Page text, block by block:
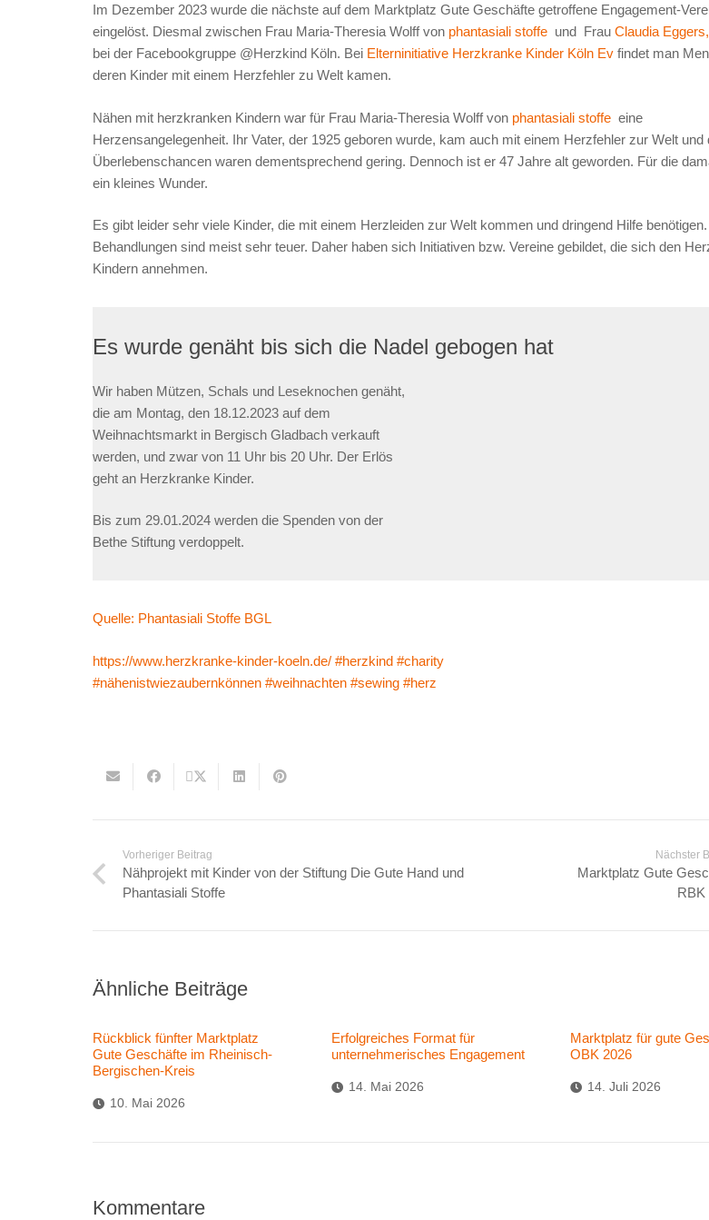
Im Dezember 2023 wurde die nächste auf dem Marktplatz Gute Geschäfte getroffene Engagement-
eingelöst. Diesmal zwischen Frau Maria-Theresia Wolff von phantasiali stoffe und Frau Claudia Eggers,
bei der Facebookgruppe @Herzkind Köln. Bei Elterninitiative Herzkranke Kinder Köln Ev findet man
deren Kinder mit einem Herzfehler zu Welt kamen.
Nähen mit herzkranken Kindern war für Frau Maria-Theresia Wolff von phantasiali stoffe eine
Herzensangelegenheit. Ihr Vater, der 1925 geboren wurde, kam auch mit einem Herzfehler zur Welt und
Überlebenschancen waren dementsprechend gering. Dennoch ist er 47 Jahre alt geworden. Für die
ein kleines Wunder.
Es gibt leider sehr viele Kinder, die mit einem Herzleiden zur Welt kommen und dringend Hilfe
Behandlungen sind meist sehr teuer. Daher haben sich Initiativen bzw. Vereine gebildet, die sich den
Kindern annehmen.
Es wurde genäht bis sich die Nadel gebogen hat
Wir haben Mützen, Schals und Leseknochen genäht,
die am Montag, den 18.12.2023 auf dem
Weihnachtsmarkt in Bergisch Gladbach verkauft
werden, und zwar von 11 Uhr bis 20 Uhr. Der Erlös
geht an Herzkranke Kinder.
Bis zum 29.01.2024 werden die Spenden von der
Bethe Stiftung verdoppelt.
Quelle: Phantasiali Stoffe BGL
https://www.herzkranke-kinder-koeln.de/ #herzkind #charity
#nähenistwiezaubernkönnen #weihnachten #sewing #herz
Vorheriger Beitrag
Nähprojekt mit Kinder von der Stiftung Die Gute Hand und
Phantasiali Stoffe
Nächster
Marktplatz Gute
RBK
Ähnliche Beiträge
Rückblick fünfter Marktplatz
Gute Geschäfte im Rheinisch-
Bergischen-Kreis
10. Mai 2026
Erfolgreiches Format für
unternehmerisches Engagement
14. Mai 2026
Marktplatz für gute
OBK 2026
14. Juli 2026
Kommentare